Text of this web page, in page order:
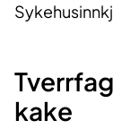
kake